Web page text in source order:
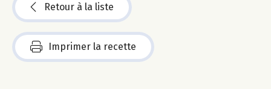
Retour à la liste
Imprimer la recette